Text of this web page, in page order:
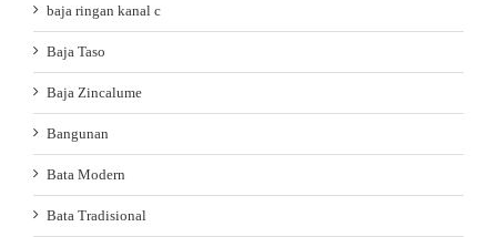
baja ringan kanal c
Baja Taso
Baja Zincalume
Bangunan
Bata Modern
Bata Tradisional